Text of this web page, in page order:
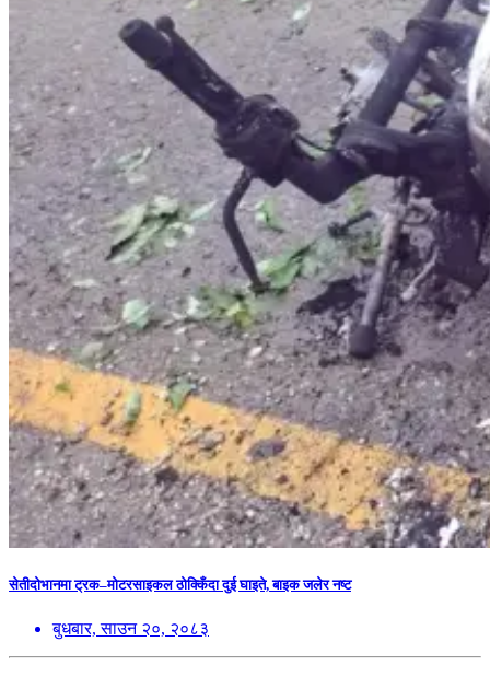
सेतीदोभानमा ट्रक–मोटरसाइकल ठोक्किँदा दुई घाइते, बाइक जलेर नष्ट
बुधबार, साउन २०, २०८३